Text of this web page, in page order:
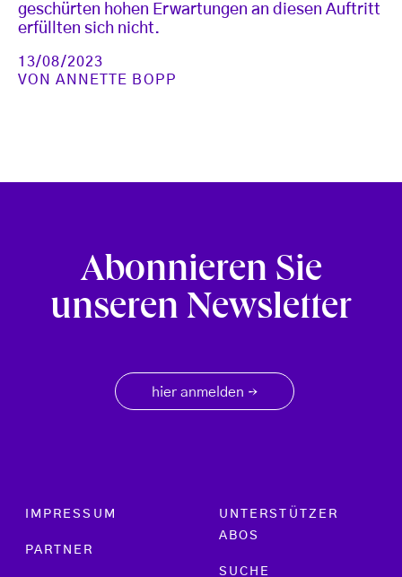
geschürten hohen Erwartungen an diesen Auftritt
erfüllten sich nicht.
13/08/2023
VONANNETTE BOPP
Abonnieren Sie
unseren Newsletter
hier anmelden →
Footer menu
IMPRESSUM
PARTNER
UNTERSTÜTZER
ABOS
SUCHE